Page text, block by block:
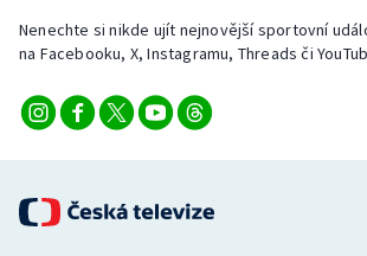
Vodní slalom
Volejbal
Nenechte si nikde ujít nejnovější sportovní
na Facebooku, X, Instagramu, Threads či